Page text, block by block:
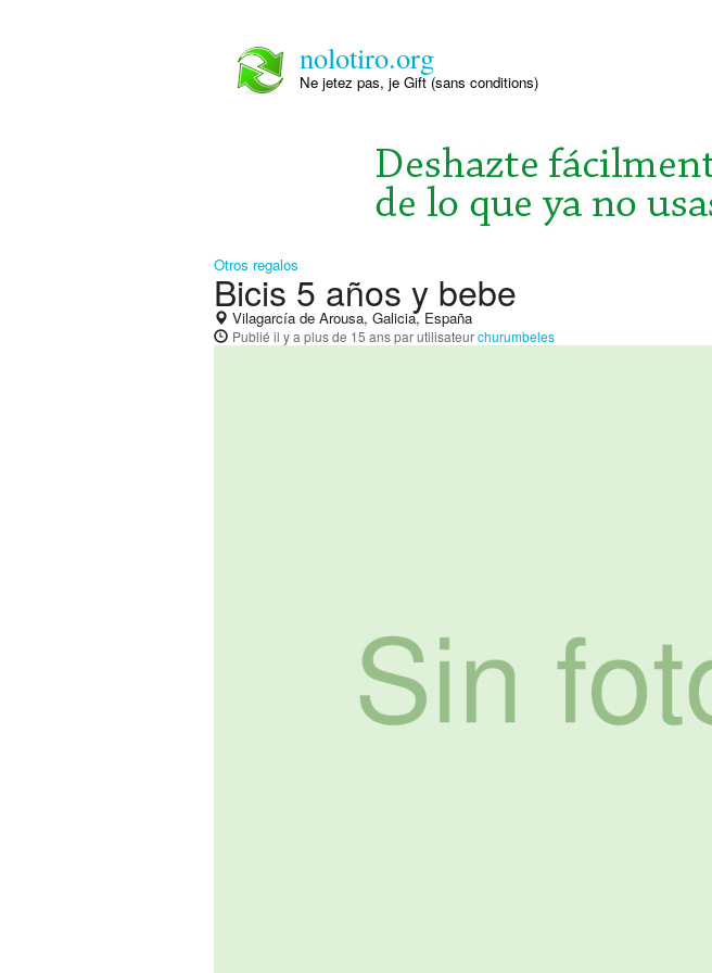
nolotiro.org
Ne jetez pas, je Gift (sans conditions)
Otros regalos
Bicis 5 años y bebe
Vilagarcía de Arousa, Galicia, España
Publié il y a plus de 15 anspar utilisateurchurumbeles